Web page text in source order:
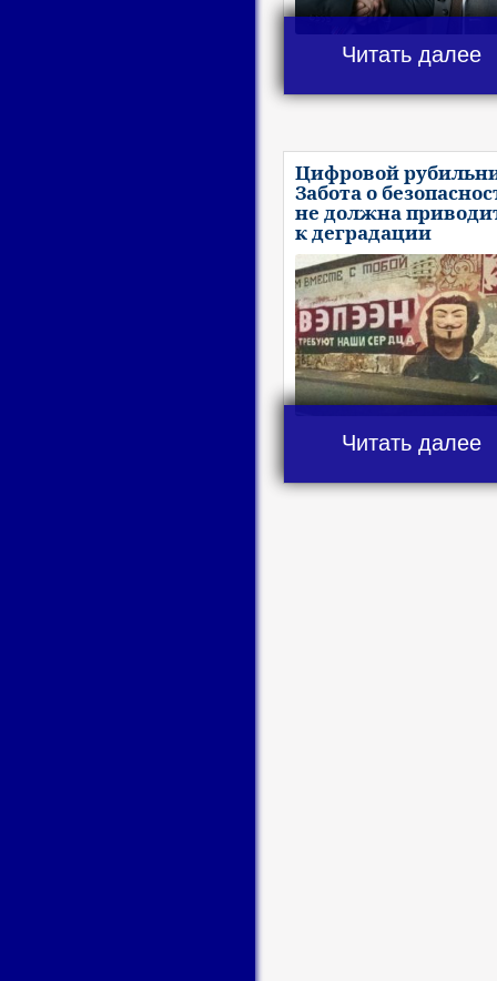
Читать далее
Цифровой
Забота о
не должна
к деградации
Читать далее